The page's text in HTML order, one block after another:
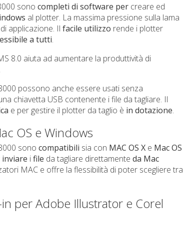
sono completi di software per creare ed
al plotter. La massima pressione sulla lama
applicazione. Il facile utilizzo rende i plotter
a tutti.
8.0 aiuta ad aumentare la produttività di
possono anche essere usati senza
chiavetta USB contenente i file da tagliare. Il
e per gestire il plotter da taglio è in dotazione.
OS e Windows
sono compatibili sia con MAC OS X e Mac OS
inviare ifile da tagliare direttamente da Mac
MAC e offre la flessibilità di poter scegliere tra
per Adobe Illustrator e Corel